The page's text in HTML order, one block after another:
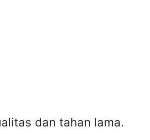
dan tahan lama.